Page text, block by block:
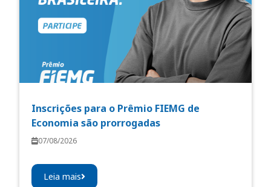
Inscrições para o Prêmio FIEMG de
Economia são prorrogadas
07/08/2026
Leia mais